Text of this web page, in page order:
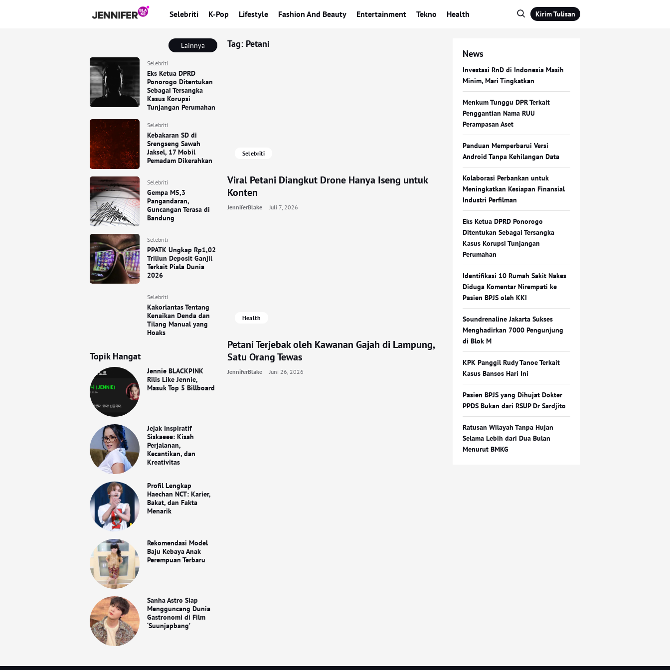
Selebriti K-Pop Lifestyle Fashion And Beauty Entertainment Tekno Health Kirim Tulisan
Lainnya
Selebriti
Eks Ketua DPRD
Ponorogo Ditentukan
Sebagai Tersangka
Kasus Korupsi
Tunjangan Perumahan
Selebriti
Kebakaran SD di
Srengseng Sawah
Jaksel, 17 Mobil
Pemadam Dikerahkan
Selebriti
Gempa M5,3
Pangandaran,
Guncangan Terasa di
Bandung
Selebriti
PPATK Ungkap Rp1,02
Triliun Deposit Ganjil
Terkait Piala Dunia
2026
Selebriti
Kakorlantas Tentang
Kenaikan Denda dan
Tilang Manual yang
Hoaks
Topik Hangat
Jennie BLACKPINK
Rilis Like Jennie,
Masuk Top 5 Billboard
Jejak Inspiratif
Siskaeee: Kisah
Perjalanan,
Kecantikan, dan
Kreativitas
Profil Lengkap
Haechan NCT: Karier,
Bakat, dan Fakta
Menarik
Rekomendasi Model
Baju Kebaya Anak
Perempuan Terbaru
Sanha Astro Siap
Mengguncang Dunia
Gastronomi di Film
‘Suunjapbang’
Tag: Petani
Selebriti
Viral Petani Diangkut Drone Hanya Iseng untuk
Konten
JenniferBlake Juli 7, 2026
Health
Petani Terjebak oleh Kawanan Gajah di Lampung,
Satu Orang Tewas
JenniferBlake Juni 26, 2026
News
Investasi RnD di Indonesia Masih
Minim, Mari Tingkatkan
Menkum Tunggu DPR Terkait
Penggantian Nama RUU
Perampasan Aset
Panduan Memperbarui Versi
Android Tanpa Kehilangan Data
Kolaborasi Perbankan untuk
Meningkatkan Kesiapan Finansial
Industri Perfilman
Eks Ketua DPRD Ponorogo
Ditentukan Sebagai Tersangka
Kasus Korupsi Tunjangan
Perumahan
Identifikasi 10 Rumah Sakit Nakes
Diduga Komentar Nirempati ke
Pasien BPJS oleh KKI
Soundrenaline Jakarta Sukses
Menghadirkan 7000 Pengunjung
di Blok M
KPK Panggil Rudy Tanoe Terkait
Kasus Bansos Hari Ini
Pasien BPJS yang Dihujat Dokter
PPDS Bukan dari RSUP Dr Sardjito
Ratusan Wilayah Tanpa Hujan
Selama Lebih dari Dua Bulan
Menurut BMKG